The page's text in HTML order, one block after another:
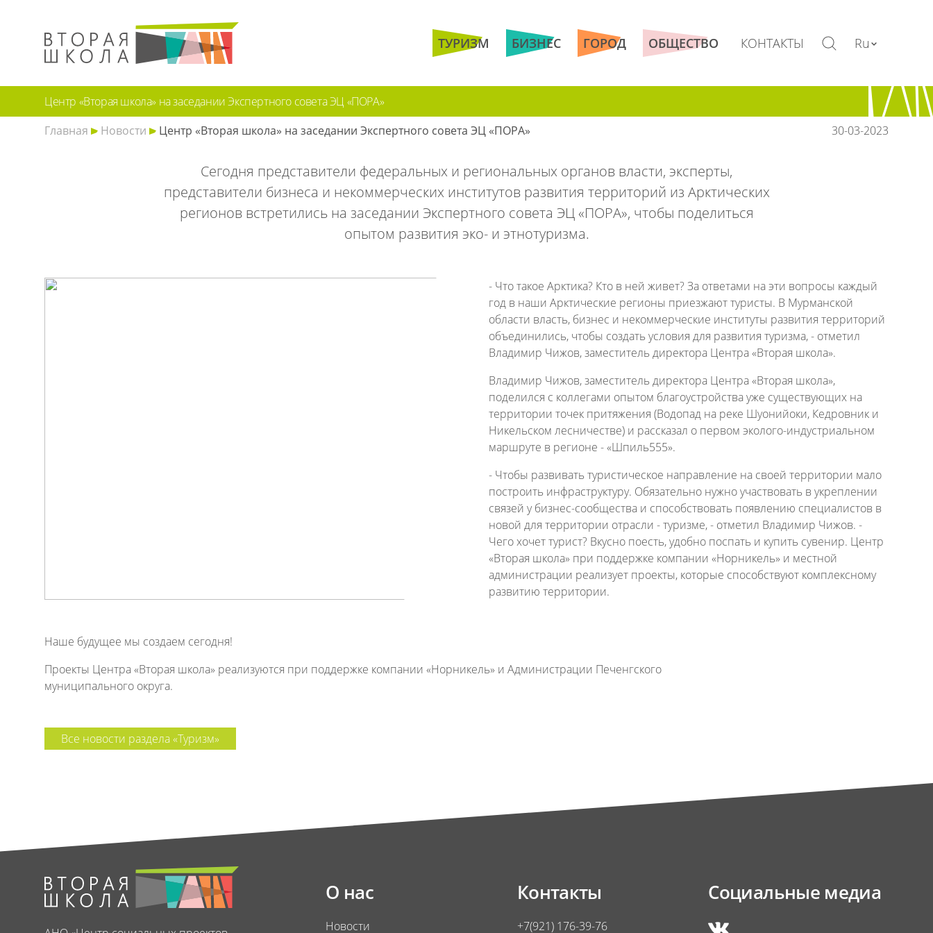
ТУРИЗМ БИЗНЕС ГОРОД ОБЩЕСТВО КОНТАКТЫ Ru
Центр «Вторая школа» на заседании Экспертного совета ЭЦ «ПОРА»
Главная
Новости Центр «Вторая школа» на заседании Экспертного совета ЭЦ «ПОРА» 30-03-2023
Сегодня представители федеральных и региональных органов власти, эксперты,
представители бизнеса и некоммерческих институтов развития территорий из Арктических
регионов встретились на заседании Экспертного совета ЭЦ «ПОРА», чтобы поделиться
опытом развития эко- и этнотуризма.
- Что такое Арктика? Кто в ней живет? За ответами на эти вопросы каждый
год в наши Арктические регионы приезжают туристы. В Мурманской
области власть, бизнес и некоммерческие институты развития территорий
объединились, чтобы создать условия для развития туризма, - отметил
Владимир Чижов, заместитель директора Центра «Вторая школа».
Владимир Чижов, заместитель директора Центра «Вторая школа»,
поделился с коллегами опытом благоустройства уже существующих на
территории точек притяжения (Водопад на реке Шуонийоки, Кедровник и
Никельском лесничестве) и рассказал о первом эколого-индустриальном
маршруте в регионе - «Шпиль555».
- Чтобы развивать туристическое направление на своей территории мало
построить инфраструктуру. Обязательно нужно участвовать в укреплении
связей у бизнес-сообщества и способствовать появлению специалистов в
новой для территории отрасли - туризме, - отметил Владимир Чижов. -
Чего хочет турист? Вкусно поесть, удобно поспать и купить сувенир. Центр
«Вторая школа» при поддержке компании «Норникель» и местной
администрации реализует проекты, которые способствуют комплексному
развитию территории.
Наше будущее мы создаем сегодня!
Проекты Центра «Вторая школа» реализуются при поддержке компании «Норникель» и Администрации Печенгского
муниципального округа.
Все новости раздела «Туризм»
О нас
Новости
Контакты
+7(921) 176-39-76
Социальные медиа